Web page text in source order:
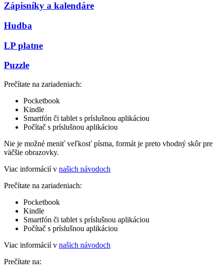
Zápisníky a kalendáre
Hudba
LP platne
Puzzle
Prečítate na zariadeniach:
Pocketbook
Kindle
Smartfón či tablet s príslušnou aplikáciou
Počítač s príslušnou aplikáciou
Nie je možné meniť veľkosť písma, formát je preto vhodný skôr pre
väčšie obrazovky.
Viac informácií v našich návodoch
Prečítate na zariadeniach:
Pocketbook
Kindle
Smartfón či tablet s príslušnou aplikáciou
Počítač s príslušnou aplikáciou
Viac informácií v našich návodoch
Prečítate na: